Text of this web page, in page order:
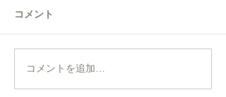
コメント
コメントを追加…